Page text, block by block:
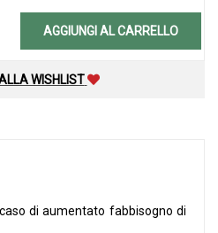
AGGIUNGI AL CARRELLO
WISHLIST
di aumentato fabbisogno di